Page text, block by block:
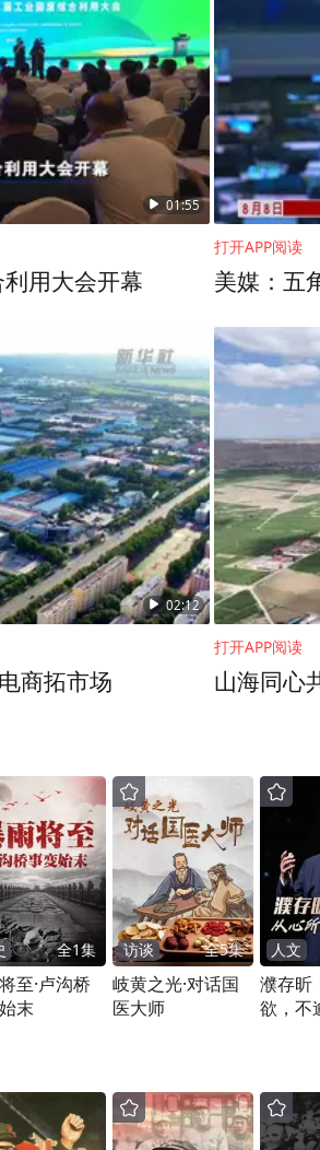
01:55
用大会开幕
打开APP阅读
美媒：五
02:12
商拓市场
打开APP阅读
山海同心
全1集
至·卢沟桥
末
访谈 全5集
岐黄之光·对话国
医大师
人文
濮存昕
欲，不